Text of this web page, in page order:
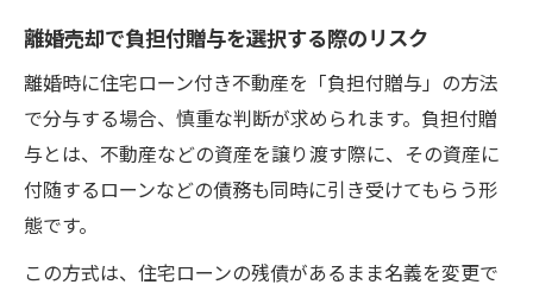
離婚売却で負担付贈与を選択する際のリスク
離婚時に住宅ローン付き不動産を「負担付贈与」の方法
で分与する場合、慎重な判断が求められます。負担付贈
与とは、不動産などの資産を譲り渡す際に、その資産に
付随するローンなどの債務も同時に引き受けてもらう形
態です。
この方式は、住宅ローンの残債があるまま名義を変更で